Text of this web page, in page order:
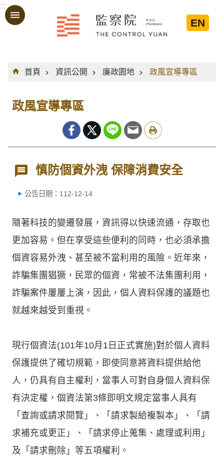
跳到主要內容區塊
:::
EN
:::
首頁
資訊公開 廉政園地 政風宣導專區
政風宣導專區
慎防個資外洩 保障消費安全
公告日期：112-12-14
隨著科技的變遷發展，資訊得以快速流通，存取也
更加容易。但在享受這些便利的同時，也必須承擔
個資容易外洩、甚至被不當利用的風險。近年來，
詐騙集團猖獗，民眾的個資，常被不法集團利用，
詐騙案件屢屢上演，因此，個人資料保護的議題也
就越來越受到重視。
現行個資法(101年10月1日正式實施)對於個人資料
保護提供了確切規範，即使同意將資料提供給他
人，仍具有自主權利，當事人可對自身個人資料保
有決定權，個資法第3條即明文規定當事人具有
「查詢或請求閱覽」、「請求製給複製本」、「請
求補充或更正」、「請求停止蒐集、處理或利用」
及「請求刪除」等五項權利。